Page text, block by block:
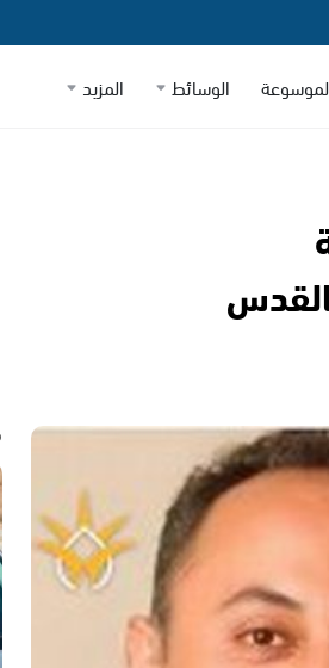
الوسائط المزيد